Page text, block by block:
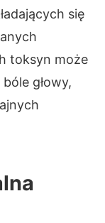
się
toksyn może
głowy,